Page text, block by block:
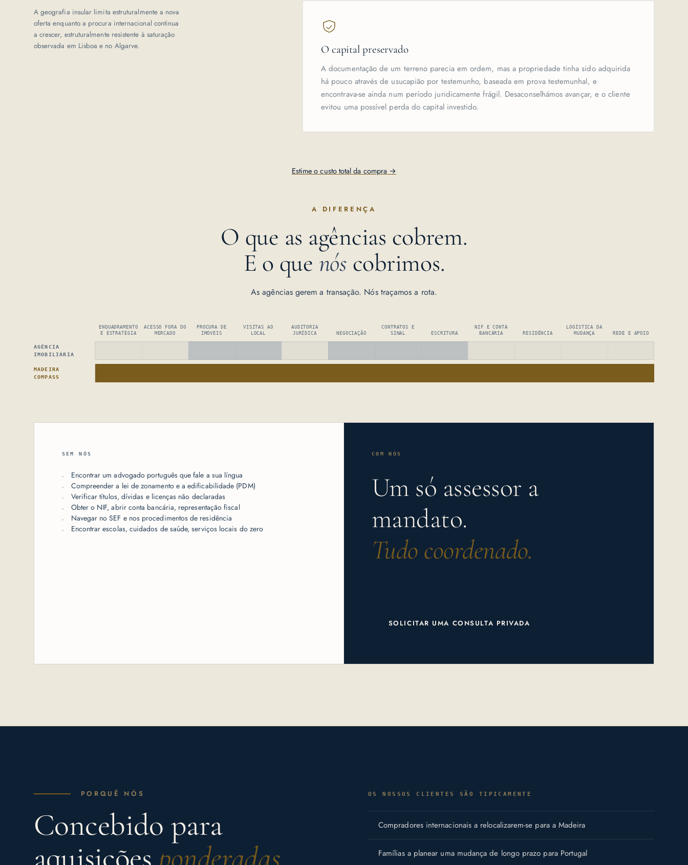
A geografia insular limita estruturalmente a nova
oferta enquanto a procura internacional continua
a crescer, estruturalmente resistente à saturação
observada em Lisboa e no Algarve.
O capital preservado
A documentação de um terreno parecia em ordem, mas a propriedade tinha sido adquirida
há pouco através de usucapião por testemunho, baseada em prova testemunhal, e
encontrava-se ainda num período juridicamente frágil. Desaconselhámos avançar, e o cliente
evitou uma possível perda do capital investido.
Estime o custo total da compra →
A DIFERENÇA
O que as agências cobrem.
E o que nós cobrimos.
As agências gerem a transação. Nós traçamos a rota.
ENQUADRAMENTO
E ESTRATÉGIA
ACESSO FORA DO
MERCADO
PROCURA DE
IMÓVEIS
VISITAS AO
LOCAL
AUDITORIA
JURÍDICA
NEGOCIAÇÃO
CONTRATOS E
SINAL
ESCRITURA
NIF E CONTA
BANCÁRIA
RESIDÊNCIA
LOGÍSTICA DA
MUDANÇA
REDE E APOIO
AGÊNCIA
IMOBILIÁRIA
MADEIRA
COMPASS
SEM NÓS
Encontrar um advogado português que fale a sua língua
Compreender a lei de zonamento e a edificabilidade (PDM)
Verificar títulos, dívidas e licenças não declaradas
Obter o NIF, abrir conta bancária, representação fiscal
Navegar no SEF e nos procedimentos de residência
Encontrar escolas, cuidados de saúde, serviços locais do zero
COM NÓS
Um só assessor a
mandato.
Tudo coordenado.
SOLICITAR UMA CONSULTA PRIVADA
PORQUÊ NÓS
Concebido para
OS NOSSOS CLIENTES SÃO TIPICAMENTE
Compradores internacionais a relocalizarem-se para a Madeira
Famílias a planear uma mudança de longo prazo para Portugal